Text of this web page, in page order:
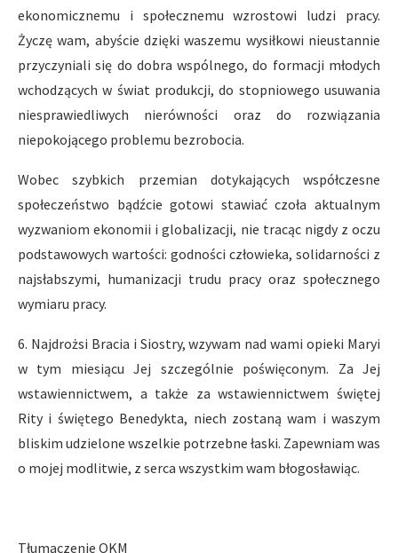
ekonomicznemu i społecznemu wzrostowi ludzi pracy.
Życzę wam, abyście dzięki waszemu wysiłkowi nieustannie
przyczyniali się do dobra wspólnego, do formacji młodych
wchodzących w świat produkcji, do stopniowego usuwania
niesprawiedliwych nierówności oraz do rozwiązania
niepokojącego problemu bezrobocia.
Wobec szybkich przemian dotykających współczesne
społeczeństwo bądźcie gotowi stawiać czoła aktualnym
wyzwaniom ekonomii i globalizacji, nie tracąc nigdy z oczu
podstawowych wartości: godności człowieka, solidarności z
najsłabszymi, humanizacji trudu pracy oraz społecznego
wymiaru pracy.
6. Najdrożsi Bracia i Siostry, wzywam nad wami opieki Maryi
w tym miesiącu Jej szczególnie poświęconym. Za Jej
wstawiennictwem, a także za wstawiennictwem świętej
Rity i świętego Benedykta, niech zostaną wam i waszym
bliskim udzielone wszelkie potrzebne łaski. Zapewniam was
o mojej modlitwie, z serca wszystkim wam błogosławiąc.
Tłumaczenie OKM